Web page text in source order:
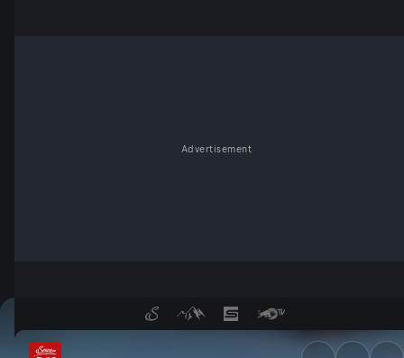
Advertisement
Wenn Fußball den Schlaf